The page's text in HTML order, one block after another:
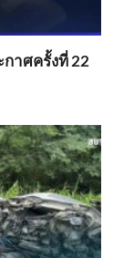
าศครั้งที่ 22